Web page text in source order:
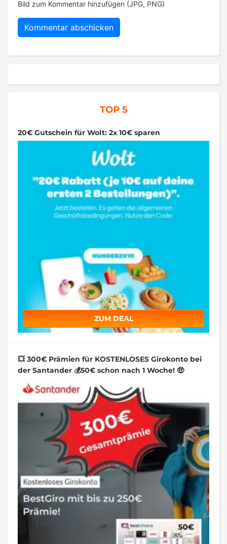
Bild zum Kommentar hinzufügen (JPG, PNG)
TOP 5
20€ Gutschein für Wolt: 2x 10€ sparen
ZUM DEAL
💥 300€ Prämien für KOSTENLOSES Girokonto bei
der Santander 💰50€ schon nach 1 Woche! 🤑